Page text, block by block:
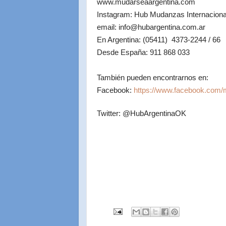
Instagram: Hub Mudanzas
email: info@hubargentina.com.ar
En Argentina: (05411) 4373-2244 / 66
Desde España: 911 868 033
También pueden encontrarnos en:
Facebook: https://www.facebook.com/
Twitter: @HubArgentinaOK